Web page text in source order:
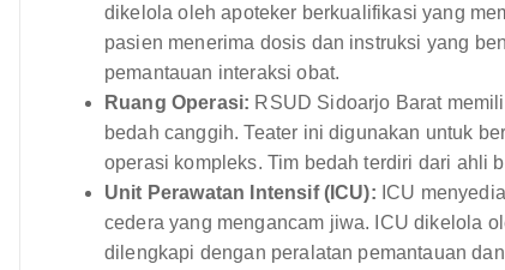
dikelola oleh apoteker berkualifikasi yang
pasien menerima dosis dan instruksi yang
pemantauan interaksi obat.
Ruang Operasi: RSUD Sidoarjo Barat
bedah canggih. Teater ini digunakan untuk
operasi kompleks. Tim bedah terdiri dari ahli
Unit Perawatan Intensif (ICU): ICU
cedera yang mengancam jiwa. ICU dikelola
dilengkapi dengan peralatan pemantauan